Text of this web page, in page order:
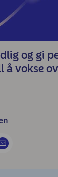
og gi
å vokse